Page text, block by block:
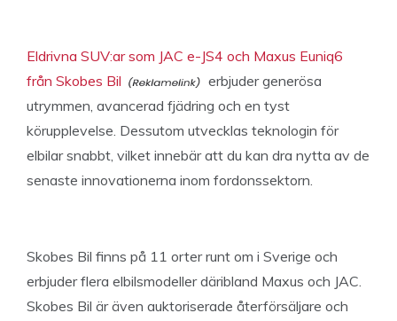
Eldrivna SUV:ar som JAC e-JS4 och Maxus Euniq6
från Skobes Bil
erbjuder generösa
utrymmen, avancerad fjädring och en tyst
körupplevelse. Dessutom utvecklas teknologin för
elbilar snabbt, vilket innebär att du kan dra nytta av de
senaste innovationerna inom fordonssektorn.
Skobes Bil finns på 11 orter runt om i Sverige och
erbjuder flera elbilsmodeller däribland Maxus och JAC.
Skobes Bil är även auktoriserade återförsäljare och